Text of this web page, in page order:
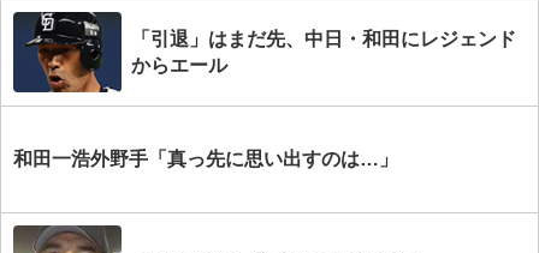
「引退」はまだ先、中日・和田にレジェンド
からエール
和田一浩外野手「真っ先に思い出すのは…」